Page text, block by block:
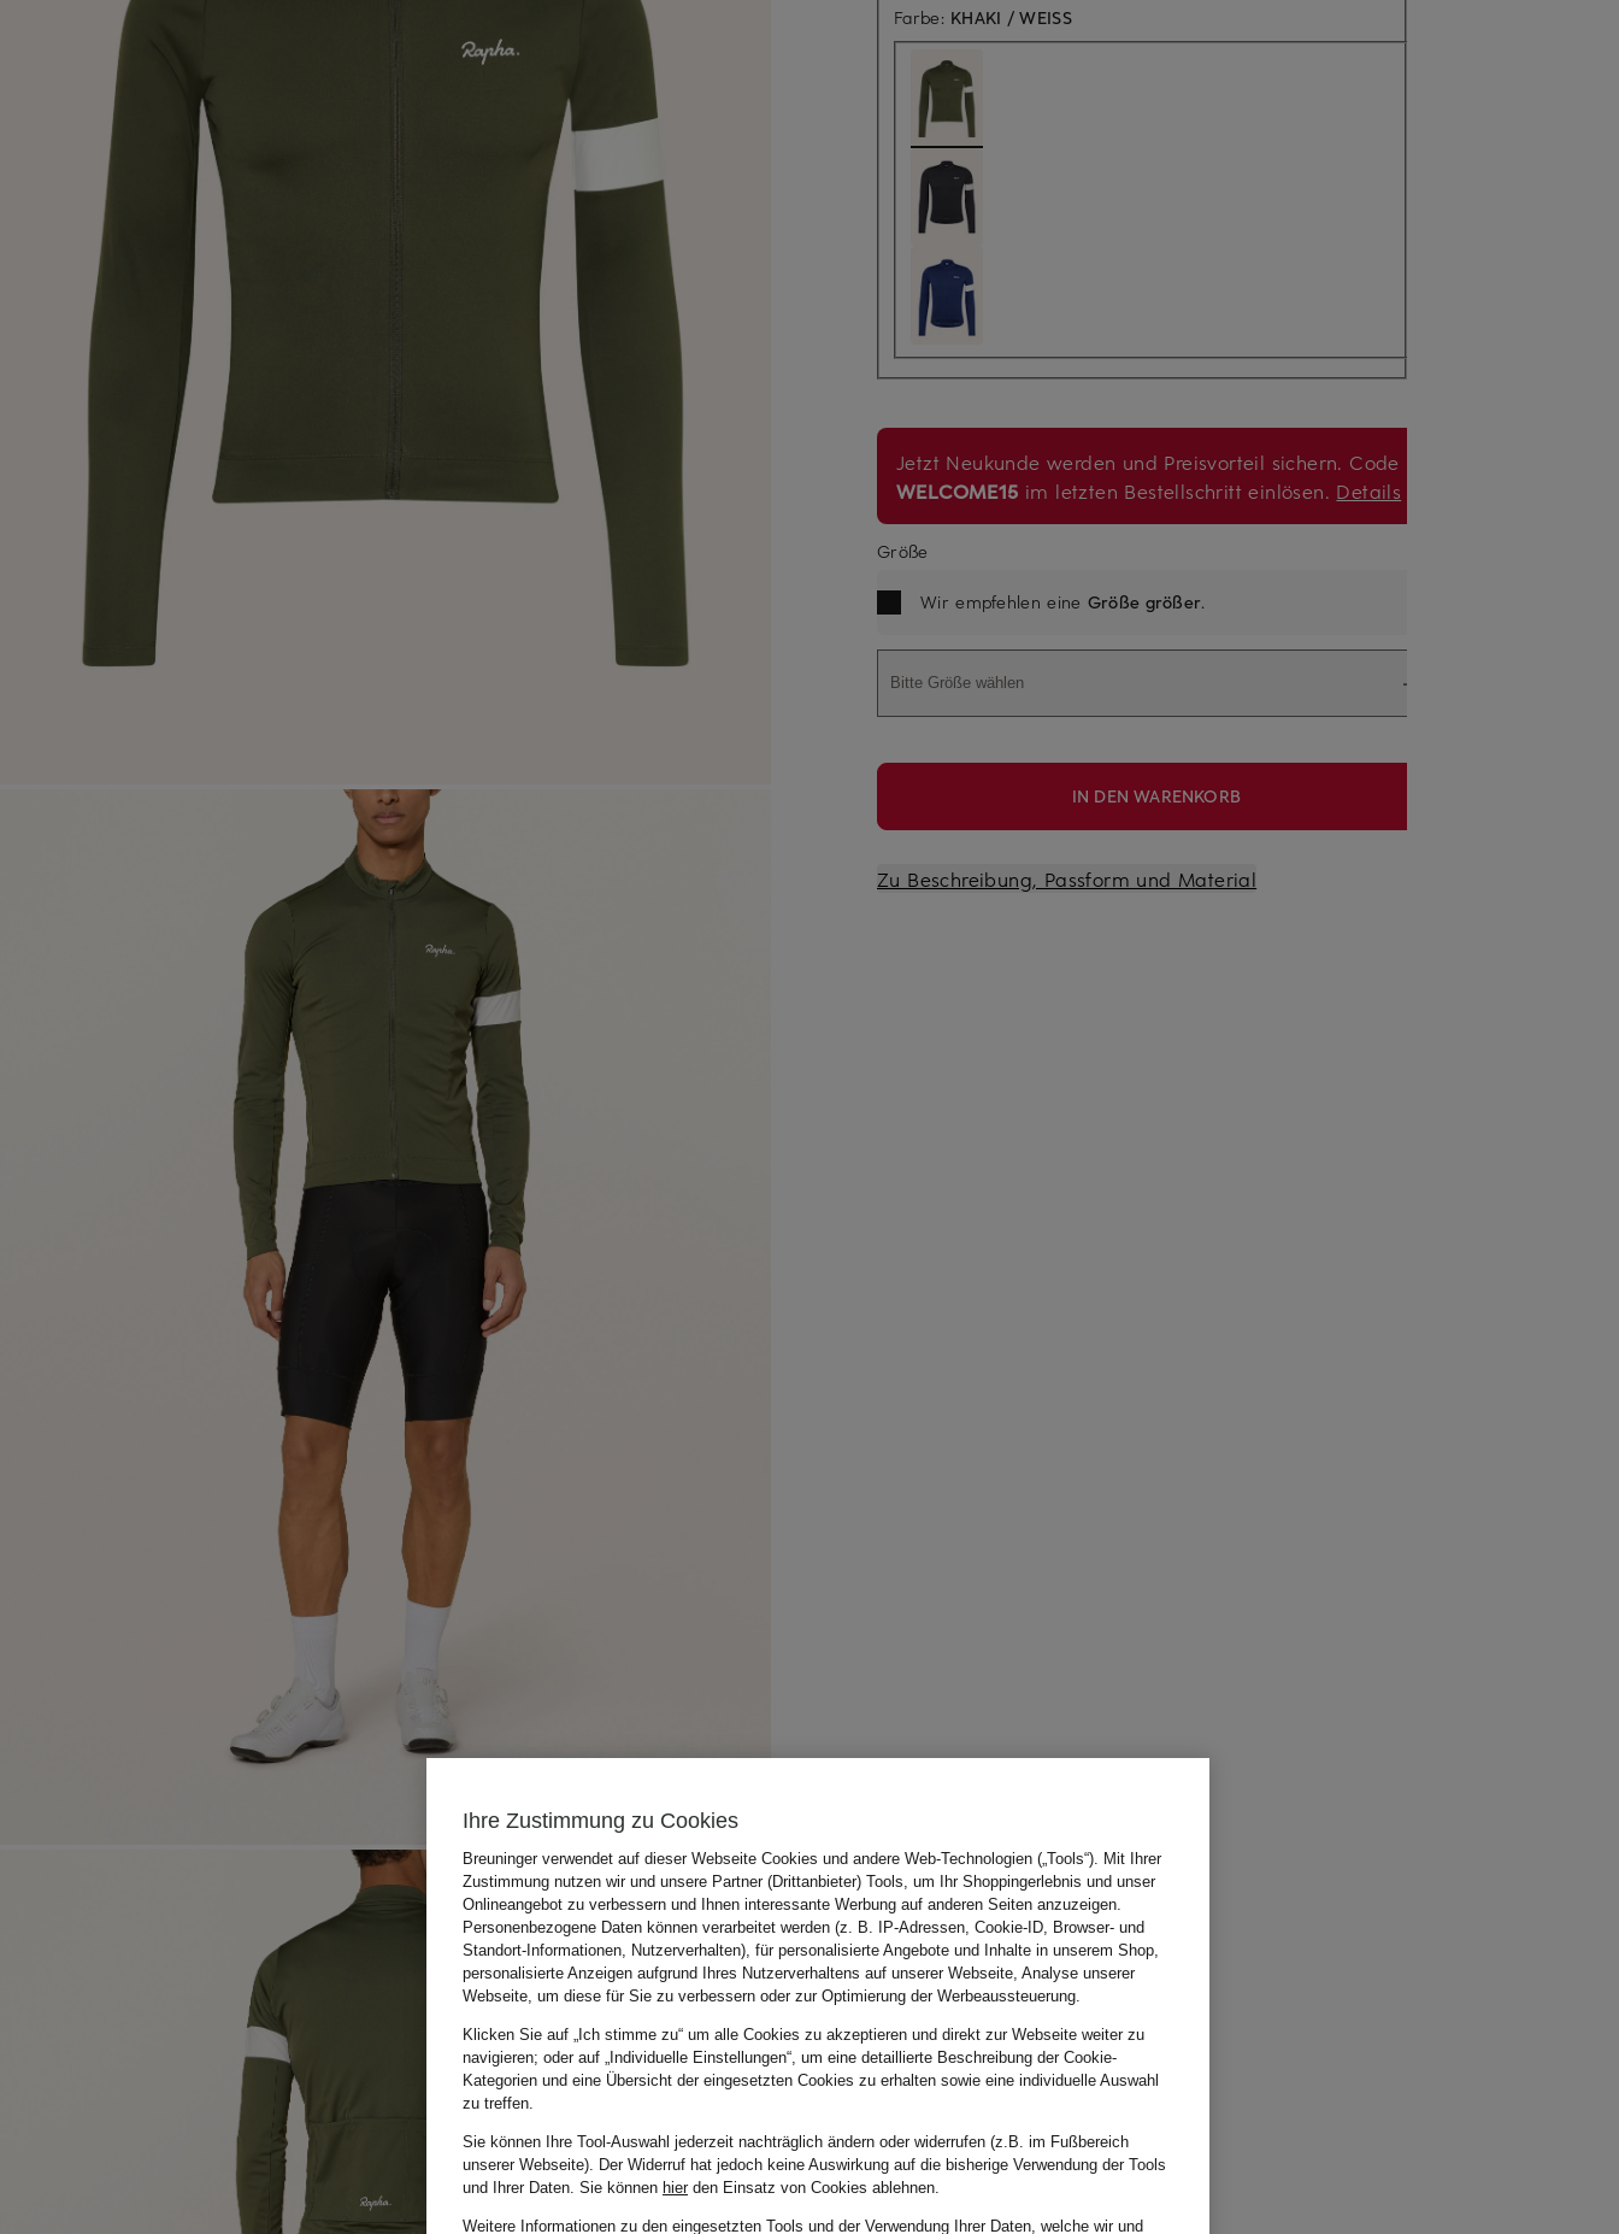
Farbe: KHAKI / WEISS
Jetzt Neukunde werden und Preisvorteil sichern. Code
WELCOME15 im letzten Bestellschritt einlösen. Details
Größe
Wir empfehlen eine Größe größer.
Bitte Größe wählen
IN DEN WARENKORB
Zu Beschreibung, Passform und Material
Ihre Zustimmung zu Cookies
Breuninger verwendet auf dieser Webseite Cookies und andere Web-Technologien („Tools“). Mit Ihrer
Zustimmung nutzen wir und unsere Partner (Drittanbieter) Tools, um Ihr Shoppingerlebnis und unser
Onlineangebot zu verbessern und Ihnen interessante Werbung auf anderen Seiten anzuzeigen.
Personenbezogene Daten können verarbeitet werden (z. B. IP-Adressen, Cookie-ID, Browser- und
Standort-Informationen, Nutzerverhalten), für personalisierte Angebote und Inhalte in unserem Shop,
personalisierte Anzeigen aufgrund Ihres Nutzerverhaltens auf unserer Webseite, Analyse unserer
Webseite, um diese für Sie zu verbessern oder zur Optimierung der Werbeaussteuerung.
Klicken Sie auf „Ich stimme zu“ um alle Cookies zu akzeptieren und direkt zur Webseite weiter zu
navigieren; oder auf „Individuelle Einstellungen“, um eine detaillierte Beschreibung der Cookie-
Kategorien und eine Übersicht der eingesetzten Cookies zu erhalten sowie eine individuelle Auswahl
zu treffen.
Sie können Ihre Tool-Auswahl jederzeit nachträglich ändern oder widerrufen (z.B. im Fußbereich
unserer Webseite). Der Widerruf hat jedoch keine Auswirkung auf die bisherige Verwendung der Tools
und Ihrer Daten. Sie können hierden Einsatz von Cookies ablehnen.
Weitere Informationen zu den eingesetzten Tools und der Verwendung Ihrer Daten, welche wir und